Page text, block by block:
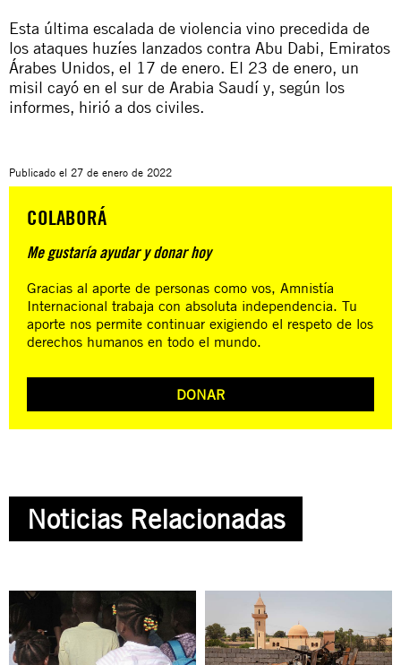
Esta última escalada de violencia vino precedida de
los ataques huzíes lanzados contra Abu Dabi, Emiratos
Árabes Unidos, el 17 de enero. El 23 de enero, un
misil cayó en el sur de Arabia Saudí y, según los
informes, hirió a dos civiles.
Publicado el 27 de enero de 2022
COLABORÁ
Me gustaría ayudar y donar hoy
Gracias al aporte de personas como vos, Amnistía
Internacional trabaja con absoluta independencia. Tu
aporte nos permite continuar exigiendo el respeto de los
derechos humanos en todo el mundo.
DONAR
Noticias Relacionadas